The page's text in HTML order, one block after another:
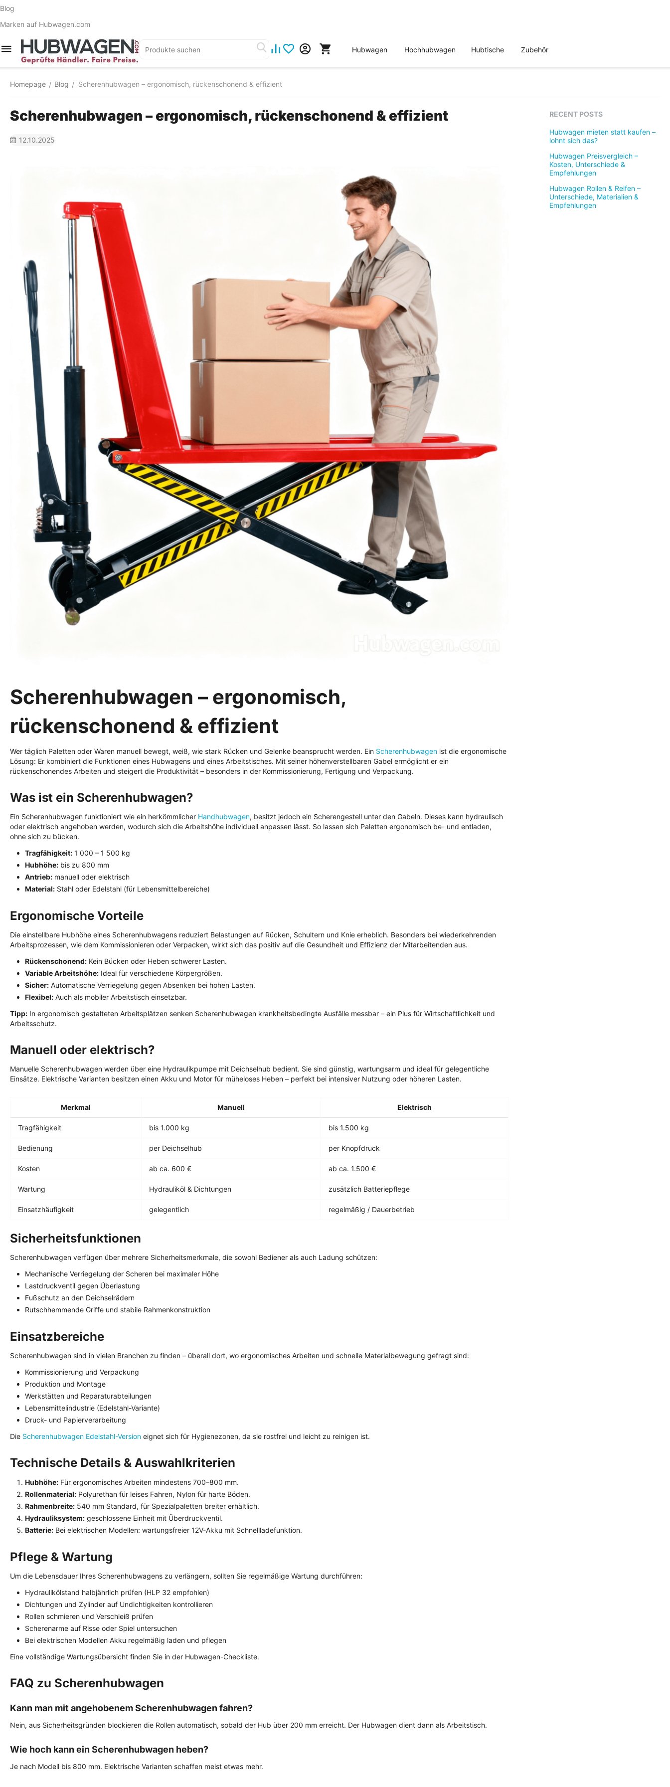
Blog
Marken auf Hubwagen.com
Hubwagen Hochhubwagen Hubtische Zubehör
Homepage / Blog / Scherenhubwagen – ergonomisch, rückenschonend & effizient
Scherenhubwagen – ergonomisch, rückenschonend & effizient
12.10.2025
Scherenhubwagen – ergonomisch,
rückenschonend & effizient
Wer täglich Paletten oder Waren manuell bewegt, weiß, wie stark Rücken und Gelenke beansprucht werden. Ein Scherenhubwagen ist die ergonomische
Lösung: Er kombiniert die Funktionen eines Hubwagens und eines Arbeitstisches. Mit seiner höhenverstellbaren Gabel ermöglicht er ein
rückenschonendes Arbeiten und steigert die Produktivität – besonders in der Kommissionierung, Fertigung und Verpackung.
Was ist ein Scherenhubwagen?
Ein Scherenhubwagen funktioniert wie ein herkömmlicher Handhubwagen, besitzt jedoch ein Scherengestell unter den Gabeln. Dieses kann hydraulisch
oder elektrisch angehoben werden, wodurch sich die Arbeitshöhe individuell anpassen lässt. So lassen sich Paletten ergonomisch be- und entladen,
ohne sich zu bücken.
Tragfähigkeit: 1 000 – 1 500 kg
Hubhöhe: bis zu 800 mm
Antrieb: manuell oder elektrisch
Material: Stahl oder Edelstahl (für Lebensmittelbereiche)
Ergonomische Vorteile
Die einstellbare Hubhöhe eines Scherenhubwagens reduziert Belastungen auf Rücken, Schultern und Knie erheblich. Besonders bei wiederkehrenden
Arbeitsprozessen, wie dem Kommissionieren oder Verpacken, wirkt sich das positiv auf die Gesundheit und Effizienz der Mitarbeitenden aus.
Rückenschonend: Kein Bücken oder Heben schwerer Lasten.
Variable Arbeitshöhe: Ideal für verschiedene Körpergrößen.
Sicher: Automatische Verriegelung gegen Absenken bei hohen Lasten.
Flexibel: Auch als mobiler Arbeitstisch einsetzbar.
Tipp: In ergonomisch gestalteten Arbeitsplätzen senken Scherenhubwagen krankheitsbedingte Ausfälle messbar – ein Plus für Wirtschaftlichkeit und
Arbeitsschutz.
Manuell oder elektrisch?
Manuelle Scherenhubwagen werden über eine Hydraulikpumpe mit Deichselhub bedient. Sie sind günstig, wartungsarm und ideal für gelegentliche
Einsätze. Elektrische Varianten besitzen einen Akku und Motor für müheloses Heben – perfekt bei intensiver Nutzung oder höheren Lasten.
Merkmal Manuell Elektrisch
Tragfähigkeit bis 1.000 kg bis 1.500 kg
Bedienung per Deichselhub per Knopfdruck
Kosten ab ca. 600 € ab ca. 1.500 €
Wartung Hydrauliköl & Dichtungen zusätzlich Batteriepflege
Einsatzhäufigkeit gelegentlich regelmäßig / Dauerbetrieb
Sicherheitsfunktionen
Scherenhubwagen verfügen über mehrere Sicherheitsmerkmale, die sowohl Bediener als auch Ladung schützen:
Mechanische Verriegelung der Scheren bei maximaler Höhe
Lastdruckventil gegen Überlastung
Fußschutz an den Deichselrädern
Rutschhemmende Griffe und stabile Rahmenkonstruktion
Einsatzbereiche
Scherenhubwagen sind in vielen Branchen zu finden – überall dort, wo ergonomisches Arbeiten und schnelle Materialbewegung gefragt sind:
Kommissionierung und Verpackung
Produktion und Montage
Werkstätten und Reparaturabteilungen
Lebensmittelindustrie (Edelstahl-Variante)
Druck- und Papierverarbeitung
Die Scherenhubwagen Edelstahl-Version eignet sich für Hygienezonen, da sie rostfrei und leicht zu reinigen ist.
Technische Details & Auswahlkriterien
Hubhöhe: Für ergonomisches Arbeiten mindestens 700–800 mm.
Rollenmaterial: Polyurethan für leises Fahren, Nylon für harte Böden.
Rahmenbreite: 540 mm Standard, für Spezialpaletten breiter erhältlich.
Hydrauliksystem: geschlossene Einheit mit Überdruckventil.
Batterie: Bei elektrischen Modellen: wartungsfreier 12V-Akku mit Schnellladefunktion.
Pflege & Wartung
Um die Lebensdauer Ihres Scherenhubwagens zu verlängern, sollten Sie regelmäßige Wartung durchführen:
Hydraulikölstand halbjährlich prüfen (HLP 32 empfohlen)
Dichtungen und Zylinder auf Undichtigkeiten kontrollieren
Rollen schmieren und Verschleiß prüfen
Scherenarme auf Risse oder Spiel untersuchen
Bei elektrischen Modellen Akku regelmäßig laden und pflegen
Eine vollständige Wartungsübersicht finden Sie in der Hubwagen-Checkliste.
FAQ zu Scherenhubwagen
Kann man mit angehobenem Scherenhubwagen fahren?
Nein, aus Sicherheitsgründen blockieren die Rollen automatisch, sobald der Hub über 200 mm erreicht. Der Hubwagen dient dann als Arbeitstisch.
Wie hoch kann ein Scherenhubwagen heben?
Je nach Modell bis 800 mm. Elektrische Varianten schaffen meist etwas mehr.
RECENT POSTS
Hubwagen mieten statt kaufen –
lohnt sich das?
Hubwagen Preisvergleich –
Kosten, Unterschiede &
Empfehlungen
Hubwagen Rollen & Reifen –
Unterschiede, Materialien &
Empfehlungen